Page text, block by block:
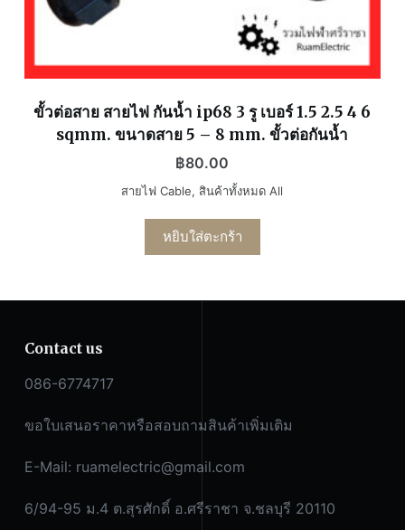
ขั้วต่อสาย สายไฟ กันน้ำ ip68 3 รู เบอร์ 1.5 2.5 4 6
sqmm. ขนาดสาย 5 – 8 mm. ขั้วต่อกันน้ำ
฿80.00
สายไฟ Cable, สินค้าทั้งหมด All
หยิบใส่ตะกร้า
Contact us
086-6774717
ขอใบเสนอราคาหรือสอบถามสินค้าเพิ่มเติม
E-Mail: ruamelectric@gmail.com
6/94-95 ม.4 ต.สุรศักดิ์ อ.ศรีราชา จ.ชลบุรี 20110